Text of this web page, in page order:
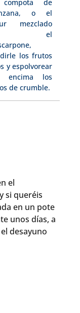
de
o el
mezclado
el
los frutos
y espolvorear
encima los
de crumble.
el
si queréis
en un pote
unos días, a
desayuno